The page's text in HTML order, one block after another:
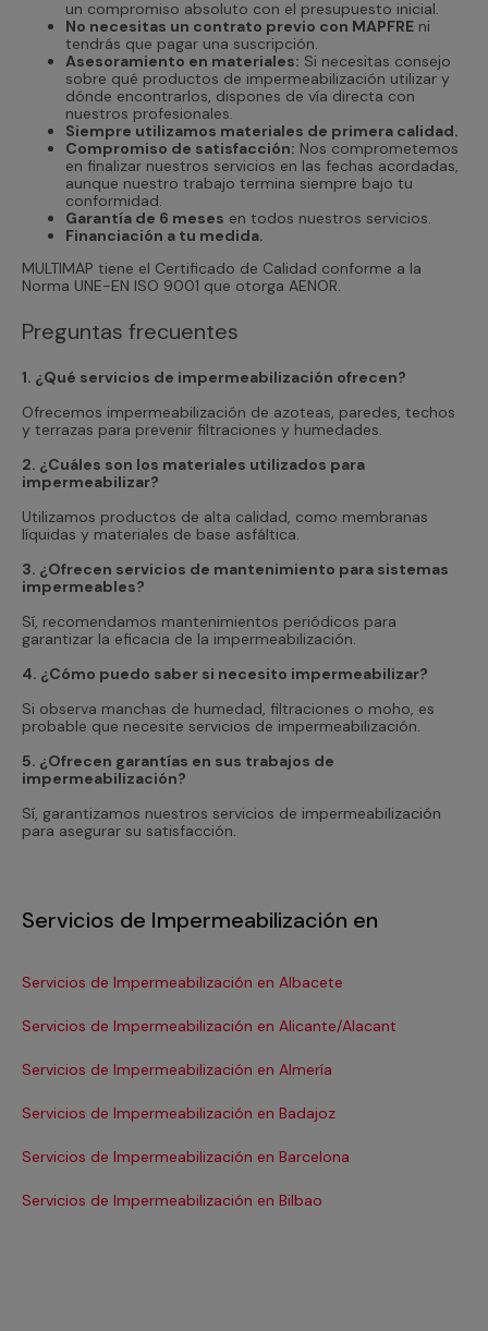
un compromiso absoluto con el presupuesto inicial.
No necesitas un contrato previo con MAPFRE ni
tendrás que pagar una suscripción.
Asesoramiento en materiales: Si necesitas consejo
sobre qué productos de impermeabilización utilizar y
dónde encontrarlos, dispones de vía directa con
nuestros profesionales.
Siempre utilizamos materiales de primera calidad.
Compromiso de satisfacción: Nos comprometemos
en finalizar nuestros servicios en las fechas acordadas,
aunque nuestro trabajo termina siempre bajo tu
conformidad.
Garantía de 6 meses en todos nuestros servicios.
Financiación a tu medida.
MULTIMAP tiene el Certificado de Calidad conforme a la
Norma UNE-EN ISO 9001 que otorga AENOR.
Preguntas frecuentes
1. ¿Qué servicios de impermeabilización ofrecen?
Ofrecemos impermeabilización de azoteas, paredes, techos
y terrazas para prevenir filtraciones y humedades.
2. ¿Cuáles son los materiales utilizados para
impermeabilizar?
Utilizamos productos de alta calidad, como membranas
líquidas y materiales de base asfáltica.
3. ¿Ofrecen servicios de mantenimiento para sistemas
impermeables?
Sí, recomendamos mantenimientos periódicos para
garantizar la eficacia de la impermeabilización.
4. ¿Cómo puedo saber si necesito impermeabilizar?
Si observa manchas de humedad, filtraciones o moho, es
probable que necesite servicios de impermeabilización.
5. ¿Ofrecen garantías en sus trabajos de
impermeabilización?
Sí, garantizamos nuestros servicios de impermeabilización
para asegurar su satisfacción.
Servicios de Impermeabilización en
Servicios de Impermeabilización en Albacete
Servicios de Impermeabilización en Alicante/Alacant
Servicios de Impermeabilización en Almería
Servicios de Impermeabilización en Badajoz
Servicios de Impermeabilización en Barcelona
Servicios de Impermeabilización en Bilbao